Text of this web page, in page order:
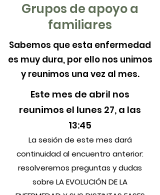
Grupos de apoyo a
familiares
Sabemos que esta enfermedad
es muy dura, por ello nos unimos
y reunimos una vez al mes.
Este mes de abril nos
reunimos el lunes 27, a las
13:45
La sesión de este mes dará
continuidad al encuentro anterior:
resolveremos preguntas y dudas
sobre LA EVOLUCIÓN DE LA